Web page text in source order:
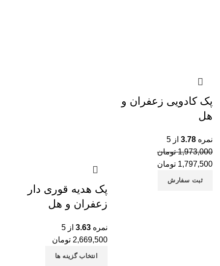
پک کادویی زعفران و
هل
نمره 3.78 از 5
1,973,000 تومان
1,797,500 تومان
ثبت سفارش
پک هدیه قوری دار
زعفران و هل
نمره 3.63 از 5
2,669,500 تومان
انتخاب گزینه ها